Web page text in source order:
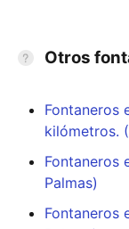
Otros
Fontaneros
kilómetros.
Fontaneros
Palmas)
Fontaneros